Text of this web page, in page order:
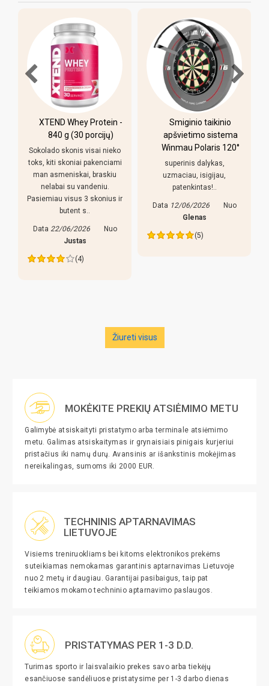
Smiginio taikinio
apšvietimo sistema
Winmau Polaris 120°
superinis dalykas,
uzmaciau, isigijau,
patenkintas!..
Data
Pulo stalas Bilaro
Winner 7 pėdų
(213x118cm) žalias
audinys su
komplektacija
Pirkiniu patenkintas,
reguliuojamso kojeles geras
dalykas, stalas nekliba. Bet
lazdos prastos, liaudiskai
Žiureti visus
MOKĖKITE PREKIŲ ATSIĖMIMO METU
Galimybė atsiskaityti pristatymo arba terminale atsiėmimo
metu. Galimas atsiskaitymas ir grynaisiais pinigais kurjeriui
pristačius iki namų durų. Avansinis ar išankstinis mokėjimas
nereikalingas, sumoms iki 2000 EUR.
TECHNINIS APTARNAVIMAS
LIETUVOJE
Visiems treniruokliams bei kitoms elektronikos prekėms
suteikiamas nemokamas garantinis aptarnavimas Lietuvoje
nuo 2 metų ir daugiau. Garantijai pasibaigus, taip pat
teikiamos mokamo techninio aptarnavimo paslaugos.
PRISTATYMAS PER 1-3 D.D.
Turimas sporto ir laisvalaikio prekes savo arba tiekėjų
esančiuose sandėliuose pristatysime per 1-3 darbo dienas